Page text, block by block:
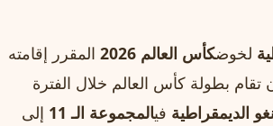
لخوضكأس العالم 2026
المقرر إقامته
بطولة كأس العالم خلال الفترة
الديمقراطية فيالمجموعة الـ 11
إلى